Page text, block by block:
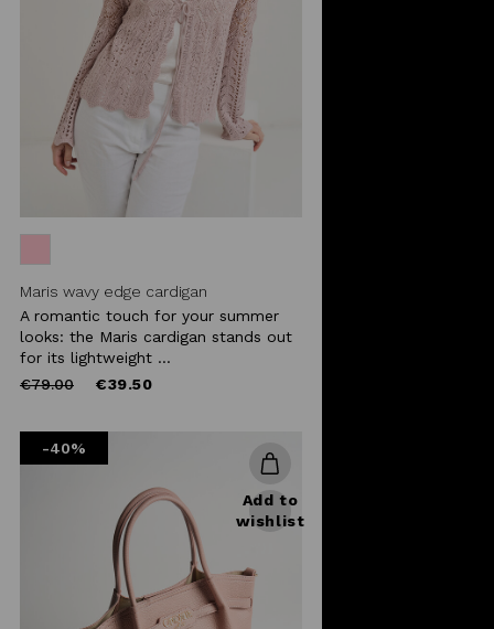
Maris wavy edge cardigan
A romantic touch for your summer
looks: the Maris cardigan stands out
for its lightweight ...
Price
€79.00to €39.50
-40%
Add to
wishlist